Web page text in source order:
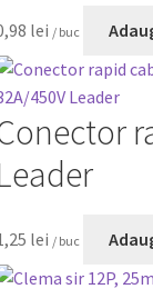
lei / buc
lei / buc